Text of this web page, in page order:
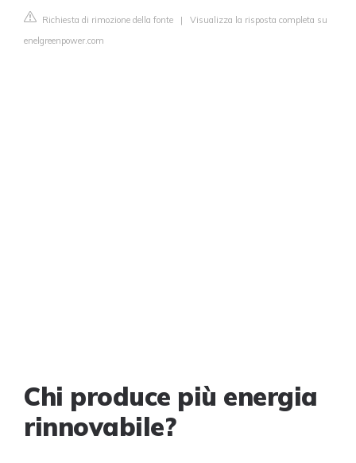
Richiesta di rimozione della fonte | Visualizza la risposta completa su
enelgreenpower.com
Chi produce più energia
rinnovabile?